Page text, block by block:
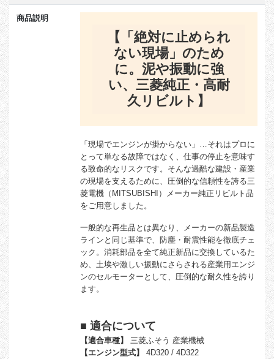
商品説明
【「絶対に止められ
ない現場」のため
に。泥や振動に強
い、三菱純正・高耐
久リビルト】
「現場でエンジンが掛からない」…それはプロに
とって単なる故障ではなく、仕事の停止を意味す
る致命的なリスクです。そんな過酷な建設・産業
の現場を支えるために、圧倒的な信頼性を誇る三
菱電機（MITSUBISHI）メーカー純正リビルト品
をご用意しました。
一般的な再生品とは異なり、メーカーの新品製造
ラインと同じ基準で、防塵・耐震性能を徹底チェ
ック。消耗部品を全て純正新品に交換しているた
め、土埃や激しい振動にさらされる産業用エンジ
ンのセルモーターとして、圧倒的な耐久性を誇り
ます。
■ 適合について
【適合車種】
三菱ふそう 産業機械
【エンジン型式】
4D320 / 4D322